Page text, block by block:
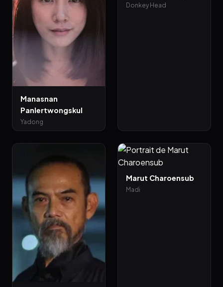
Manasnan
Panlertwongskul
Yadong
Donkey Head
Marut Charoensub
Madi